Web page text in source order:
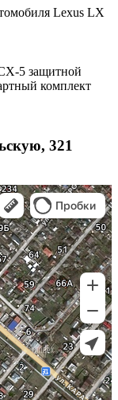
Lexus LX
5 защитной
комплект
321